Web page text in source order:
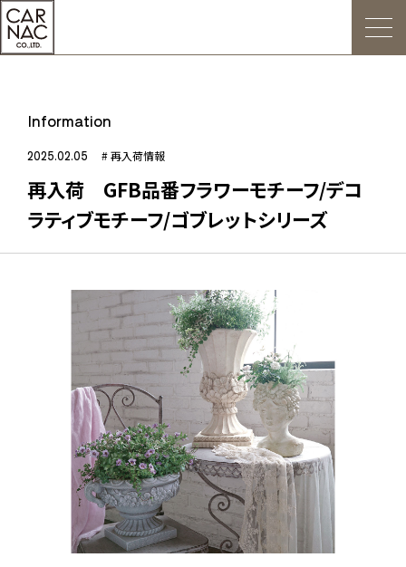
トップ
ごあいさつ
Web発注について
お知らせ
会社概要
デジタルカタログ
販促用POP
Stock status
在庫/商品情報
Instagram
Information
2025.02.05 # 再入荷情報
再入荷 GFB品番フラワーモチーフ/デコ
ラティブモチーフ/ゴブレットシリーズ